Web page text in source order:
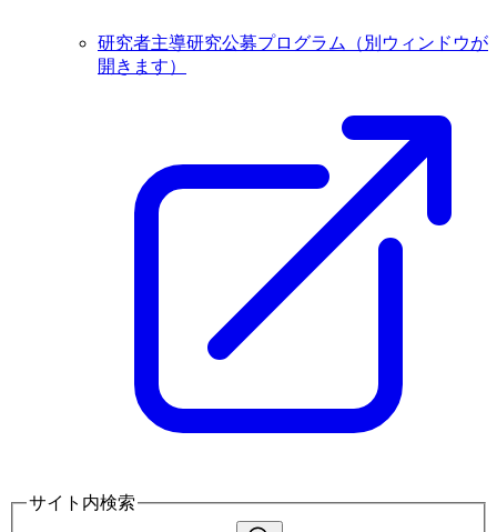
研究者主導研究公募プログラム
（別ウィンドウが
開きます）
サイト内検索